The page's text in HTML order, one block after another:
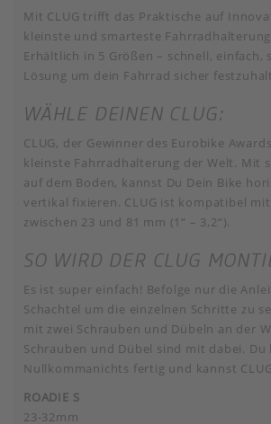
Mit CLUG trifft das Praktische auf
kleinste und smarteste
Erhältlich in 5 Größen – schnell, einfach,
Lösung um dein Fahrrad sicher
WÄHLE DEINEN CLUG:
CLUG, der Gewinner des Eurobike
kleinste Fahrradhalterung der Welt. Mit
auf dem Boden, kannst Du Dein Bike
vertikal fixieren. CLUG ist kompatibel
zwischen 23 und 81 mm (1“ – 3,2“).
SO WIRD DER CLUG
Es ist super einfach! Befolge nur die
Schachtel um die einzelnen Schritte zu
mit zwei Schrauben und Dübeln an der
Schrauben und Dübel sind mit dabei. Du
Nullkommanichts fertig und kannst
ROADIE S
23-32mm